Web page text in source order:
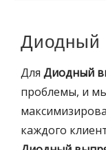
Диодный
Для Диодный
проблемы, и
каждого